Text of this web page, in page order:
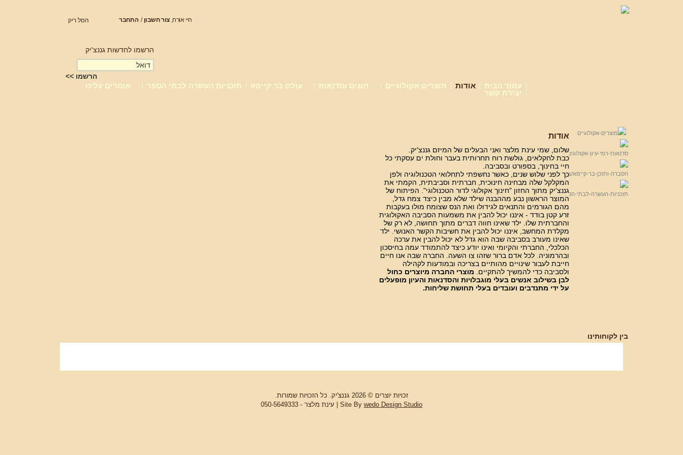
הסל ריק היי אורח, צור חשבון /התחבר
עמוד הבית אודות מוצרים אקולוגיים חוגים וסדנאות עולם בר קיימא תוכניות העשרה לבתי הספר
אומרים עלינו
יצירת קשר
הרשמו לחדשות גננצ'יק
אודות
שלום, שמי עינת מלצר ואני הבעלים של המיזם גננצ'יק.
כבת לחקלאים, גולשת רוח תחרותית בעבר וחולת ים עסקתי כל
חיי בחינוך, בספורט ובסביבה.
כך לפני שלוש שנים, כאשר נחשפתי לתחלואי הטכנולוגיה ולפן
המקלקל שלה מבחינה חינוכית, חברתית וסביבתית, הקמתי את
גננצ'יק מתוך החזון "חינוך אקולוגי לדור הטכנולוגי". הפיתוח של
המוצר הראשון נבע מההבנה שילד שלא מבין כיצד צמח גדל,
מהם הגורמים והתנאים לגידולו ואת הנס שצומח מולו בעקבות
זרע קטן בודד - איננו יכול להבין את משמעות הסביבה האקולוגית
והחברתית שלו. ילד שאינו חווה דברים מתוך תחושה, לא רק של
מקלדת המחשב, איננו יכול להבין את חשיבות הקשר האנושי. ילד
שאינו מעורב בסביבה שבה הוא גדל לא יכול להבין את ערכה
הכלכלי, החברתי והקיומי ואינו יודע כיצד להתמודד עמה בחיסכון
ובהרמוניה. לכל אדם ברור שזהו צו השעה. החברה שבה אנו חיים
חייבת לעבור שינויים מהותיים בצריכה ובמודעות לקהילה
ולסביבה כדי להמשיך להתקיים. מוצרי החברה מיוצרים כחול
לבן בשילוב אנשים בעלי מוגבלויות והסדנאות והעיון מופעלים
על ידי מתנדבים ועובדים בעלי תחושת שליחות.
בין לקוחותינו
זכויות יוצרים © 2026 גננצ'יק. כל הזכויות שמורות.
Site By wedo Design Studio | עינת מלצר - 050-5649333